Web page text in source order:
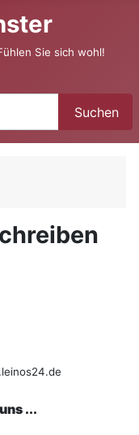
Sie sich wohl!
Suchen
...